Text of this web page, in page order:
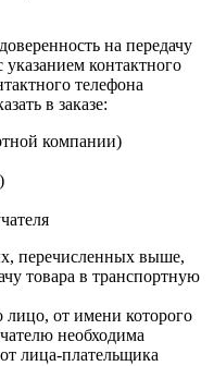
на передачу
контактного
телефона
в заказе:
компании)
перечисленных выше,
товара в транспортную
лицо, от имени которого
необходима
лица-плательщика